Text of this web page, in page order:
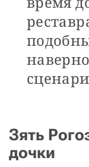
Зять
дочки